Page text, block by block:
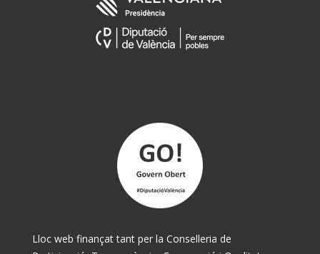
Lloc web finançat tant per la Conselleria de